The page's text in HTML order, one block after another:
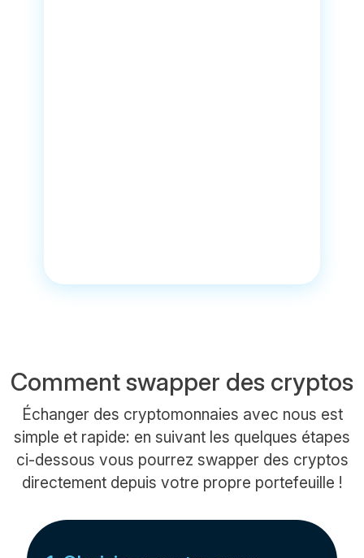
Comment swapper des cryptos
Échanger des cryptomonnaies avec nous est
simple et rapide: en suivant les quelques étapes
ci-dessous vous pourrez swapper des cryptos
directement depuis votre propre portefeuille !